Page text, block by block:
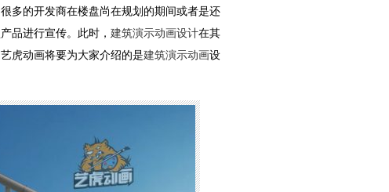
多的开发商在楼盘尚在规划的期间或者是还
品进行宣传。此时， 建筑演示动画设计在其
虎动画将要为大家介绍的是建筑演示动画设